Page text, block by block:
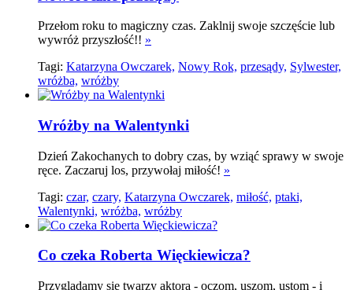
Przełom roku to magiczny czas. Zaklnij swoje szczęście lub
wywróż przyszłość!! »
Tagi: Katarzyna Owczarek, Nowy Rok, przesądy, Sylwester,
wróżba, wróżby
Wróżby na Walentynki
Dzień Zakochanych to dobry czas, by wziąć sprawy w swoje
ręce. Zaczaruj los, przywołaj miłość! »
Tagi: czar, czary, Katarzyna Owczarek, miłość, ptaki,
Walentynki, wróżba, wróżby
Co czeka Roberta Więckiewicza?
Przyglądamy się twarzy aktora - oczom, uszom, ustom - i